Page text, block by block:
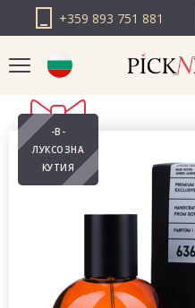
+359 893 751 881
PICK N DAZZLE
РУМЪНИЯ
PICK N DAZZLE
ЕВРОПА
-В-
ЛУКСОЗНА
КУТИЯ